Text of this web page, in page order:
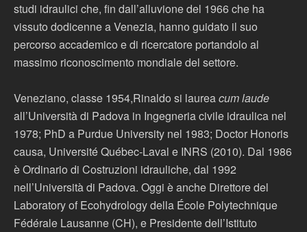
studi idraulici che, fin dall’alluvione del 1966 che ha
vissuto dodicenne a Venezia, hanno guidato il suo
percorso accademico e di ricercatore portandolo al
massimo riconoscimento mondiale del settore.
Veneziano, classe 1954,Rinaldo si laureacum laude
all’Università di Padova in Ingegneria civile idraulica nel
1978; PhD a Purdue University nel 1983; Doctor Honoris
causa, Université Québec-Laval e INRS (2010). Dal 1986
è Ordinario di Costruzioni idrauliche, dal 1992
nell’Università di Padova. Oggi è anche Direttore del
Laboratory of Ecohydrology della École Polytechnique
Fédérale Lausanne (CH), e Presidente dell’Istituto